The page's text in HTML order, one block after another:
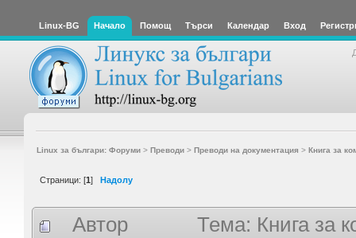
Linux-BG Начало Помощ Търси Календар Вход
Linux за българи: Форуми> Преводи> Преводи на документация > Книга за
Страници: [1] Надолу
Автор
Тема: Книга за